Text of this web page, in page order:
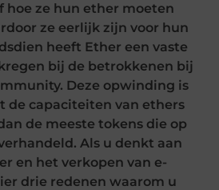
hoe ze hun ether moeten
ze eerlijk zijn voor hun
heeft Ether een vaste
bij de betrokkenen bij
Deze opwinding is
de capaciteiten van ethers
de meeste tokens die op
Als u denkt aan
en het verkopen van e-
drie redenen waarom u